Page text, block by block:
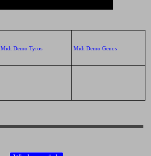
Midi Demo Tyros Midi Demo Genos